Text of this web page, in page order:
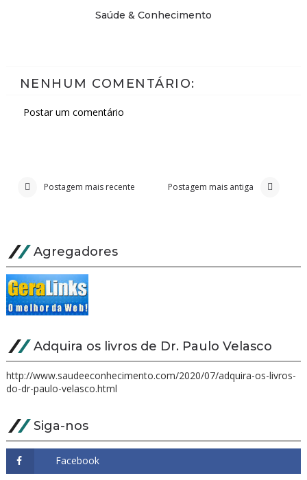
Saúde & Conhecimento
NENHUM COMENTÁRIO:
Postar um comentário
Postagem mais recente Postagem mais antiga
Agregadores
Adquira os livros de Dr. Paulo Velasco
http://www.saudeeconhecimento.com/2020/07/adquira-os-livros-
do-dr-paulo-velasco.html
Siga-nos